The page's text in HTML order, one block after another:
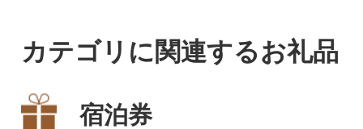
カテゴリに関連するお礼品
宿泊券